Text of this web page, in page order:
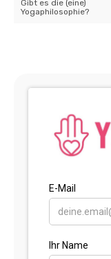
Gibt es die (eine)
Yogaphilosophie?